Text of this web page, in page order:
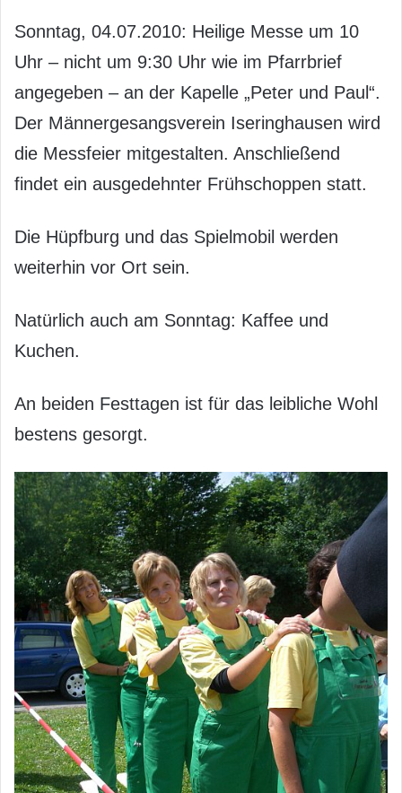
Sonntag, 04.07.2010: Heilige Messe um 10
Uhr – nicht um 9:30 Uhr wie im Pfarrbrief
angegeben – an der Kapelle „Peter und Paul“.
Der Männergesangsverein Iseringhausen wird
die Messfeier mitgestalten. Anschließend
findet ein ausgedehnter Frühschoppen statt.
Die Hüpfburg und das Spielmobil werden
weiterhin vor Ort sein.
Natürlich auch am Sonntag: Kaffee und
Kuchen.
An beiden Festtagen ist für das leibliche Wohl
bestens gesorgt.